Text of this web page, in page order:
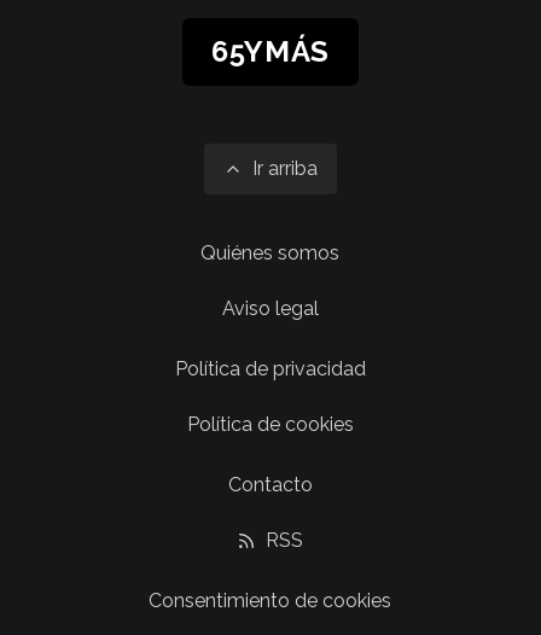
65YMÁS
Ir arriba
Quiénes somos
Aviso legal
Política de privacidad
Política de cookies
Contacto
RSS
Consentimiento de cookies